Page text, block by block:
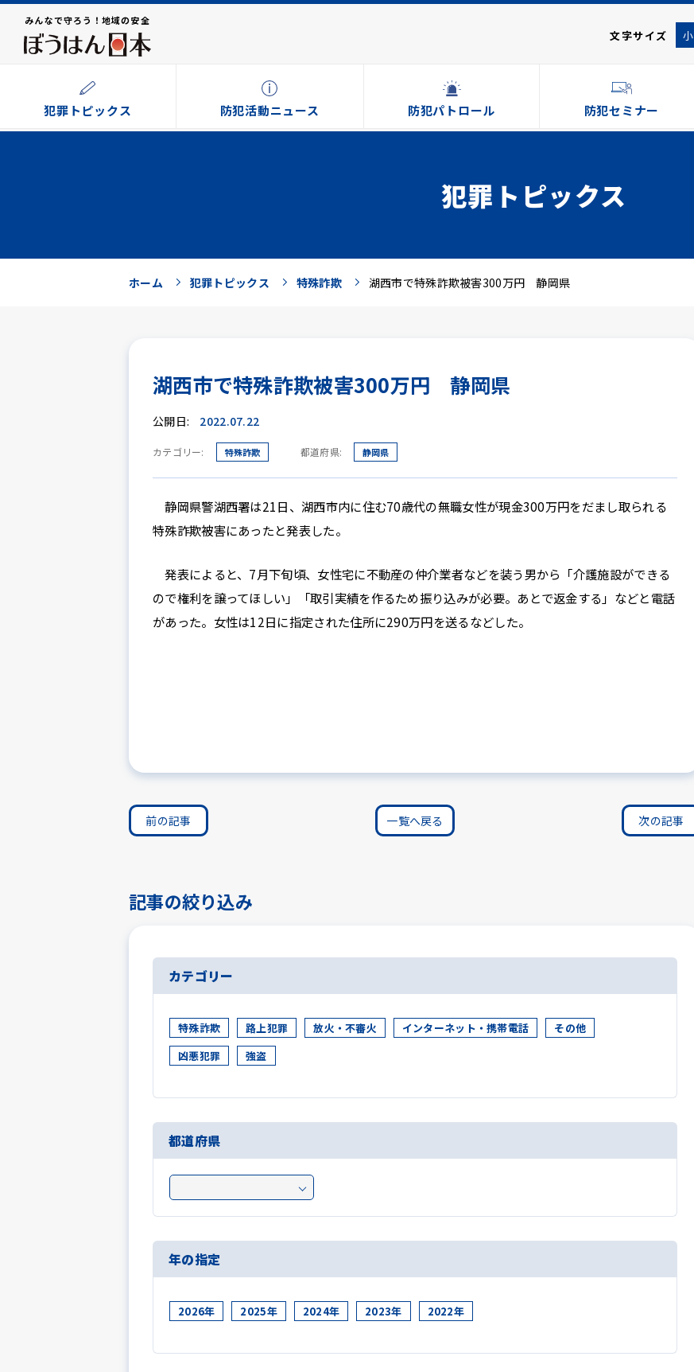
みんなで守ろう！地域の安全
文字サイズ 小
犯罪トピックス 防犯活動ニュース 防犯パトロール 防犯セミナー
犯罪トピックス
ホーム 犯罪トピックス 特殊詐欺 湖西市で特殊詐欺被害300万円 静岡県
湖西市で特殊詐欺被害300万円 静岡県
公開日: 2022.07.22
カテゴリー: 特殊詐欺 都道府県: 静岡県
静岡県警湖西署は21日、湖西市内に住む70歳代の無職女性が現金300万円をだまし取られる
特殊詐欺被害にあったと発表した。
発表によると、7月下旬頃、女性宅に不動産の仲介業者などを装う男から「介護施設ができる
ので権利を譲ってほしい」「取引実績を作るため振り込みが必要。あとで返金する」などと電話
があった。女性は12日に指定された住所に290万円を送るなどした。
前の記事 一覧へ戻る 次の記事
記事の絞り込み
カテゴリー
特殊詐欺 路上犯罪 放火・不審火 インターネット・携帯電話
その他
凶悪犯罪
強盗
都道府県
年の指定
2026年 2025年 2024年 2023年 2022年